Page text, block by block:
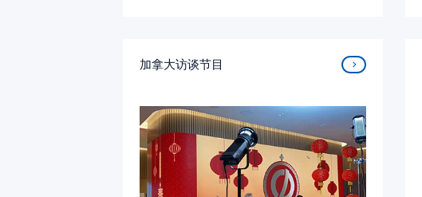
加拿大访谈节目